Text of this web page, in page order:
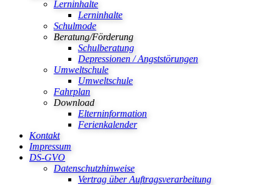
Lerninhalte
Lerninhalte
Schulmode
Beratung/Förderung
Schulberatung
Depressionen / Angststörungen
Umweltschule
Umweltschule
Fahrplan
Download
Elterninformation
Ferienkalender
Kontakt
Impressum
DS-GVO
Datenschutzhinweise
Vertrag über Auftragsverarbeitung